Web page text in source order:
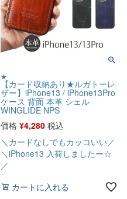
★
【カード収納あり★ルガトーレ
ザー】iPhone13 / iPhone13Pro
ケース 背面 本革 シェル
WINGLIDE NPS
価格 ¥4,280 税込
＼カードなしでもカッコいい／
＼iPhone13 入荷しましたー☆
／
カートに入れる